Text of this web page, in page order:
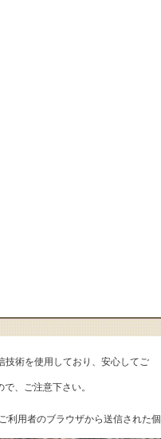
技術を使用しており、安心してご
、ご注意下さい。
利用者のブラウザから送信された個